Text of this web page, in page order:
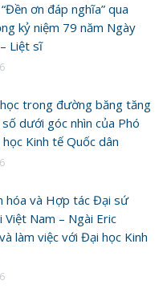
ơn đáp nghĩa” qua
kỷ niệm 79 năm Ngày
Liệt sĩ
trong đường băng tăng
dưới góc nhìn của Phó
Kinh tế Quốc dân
hóa và Hợp tác Đại sứ
Việt Nam – Ngài Eric
làm việc với Đại học Kinh